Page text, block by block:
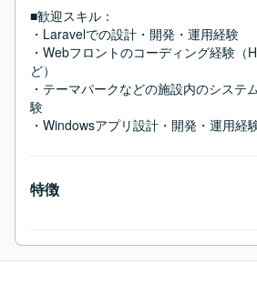
■歓迎スキル：
・Laravelでの設計・開発・運用経験
・Webフロントのコーディング経験（
ど）
・テーマパークなどの施設内のシステ
験
・Windowsアプリ設計・開発・運用経
特徴